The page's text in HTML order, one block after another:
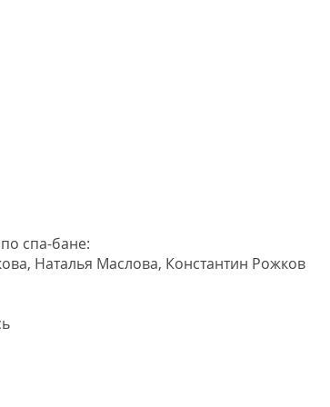
бане:
Наталья Маслова, Константин Рожков